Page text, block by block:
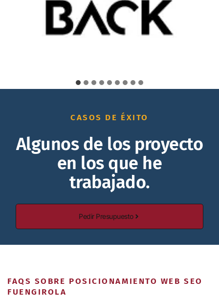
CASOS DE ÉXITO
Algunos de los proyecto
en los que he
trabajado.
Pedir Presupuesto
FAQS SOBRE POSICIONAMIENTO WEB SEO
FUENGIROLA